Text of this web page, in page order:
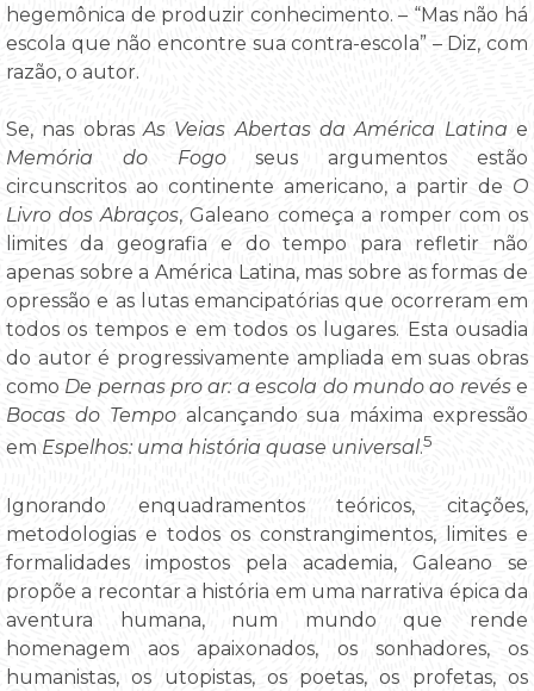
hegemônica de produzir conhecimento. – “Mas não há
escola que não encontre sua contra-escola” – Diz, com
razão, o autor.
Se, nas obrasAs Veias Abertas da América Latina e
Memória do Fogoseus argumentos estão
circunscritos ao continente americano, a partir de O
Livro dos Abraços, Galeano começa a romper com os
limites da geografia e do tempo para refletir não
apenas sobre a América Latina, mas sobre as formas de
opressão e as lutas emancipatórias que ocorreram em
todos os tempos e em todos os lugares. Esta ousadia
do autor é progressivamente ampliada em suas obras
como De pernas pro ar: a escola do mundo ao revése
Bocas do Tempoalcançando sua máxima expressão
em Espelhos: uma história quase universal.5
Ignorando enquadramentos teóricos, citações,
metodologias e todos os constrangimentos, limites e
formalidades impostos pela academia, Galeano se
propõe a recontar a história em uma narrativa épica da
aventura humana, num mundo que rende
homenagem aos apaixonados, os sonhadores, os
humanistas, os utopistas, os poetas, os profetas, os